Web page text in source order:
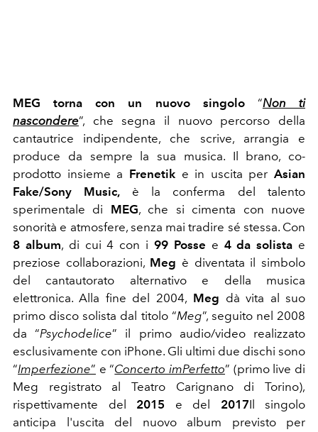
MEG torna con un nuovo singolo “Non ti
nascondere”, che segna il nuovo percorso della
cantautrice indipendente, che scrive, arrangia e
produce da sempre la sua musica. Il brano, co-
prodotto insieme a Frenetike in uscita per Asian
Fake/Sony Music, è la conferma del talento
sperimentale di MEG, che si cimenta con nuove
sonorità e atmosfere, senza mai tradire sé stessa. Con
8 album, di cui 4 con i 99 Posse e 4 da solista e
preziose collaborazioni, Meg è diventata il simbolo
del cantautorato alternativo e della musica
elettronica. Alla fine del 2004, Meg dà vita al suo
primo disco solista dal titolo “Meg”, seguito nel 2008
da “Psychodelice” il primo audio/video realizzato
esclusivamente con iPhone. Gli ultimi due dischi sono
“Imperfezione” e “Concerto imPerfetto” (primo live di
Meg registrato al Teatro Carignano di Torino),
rispettivamente del
2015 e del 2017Il singolo
anticipa l'uscita del nuovo album previsto per